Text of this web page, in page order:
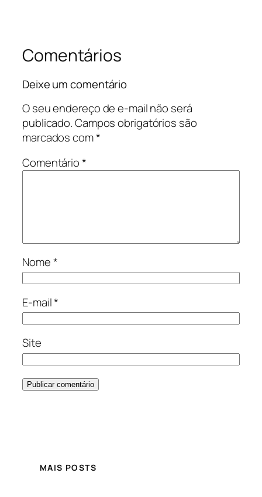
Comentários
Deixe um comentário
O seu endereço de e-mail não será
publicado.Campos obrigatórios são
marcados com*
Comentário*
Nome*
E-mail*
Site
MAIS POSTS